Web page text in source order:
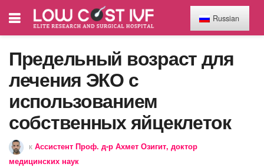
Предельный возраст для
лечения ЭКО с
использованием
собственных яйцеклеток
к Ассистент Проф. д-р Ахмет Озигит, доктор
медицинских наук
Russian